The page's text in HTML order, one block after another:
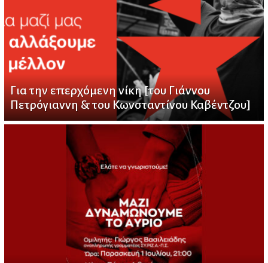
Για την επερχόμενη νίκη [του Γιάννου
Πετρόγιαννη & του Κωνσταντίνου Καβέντζου]